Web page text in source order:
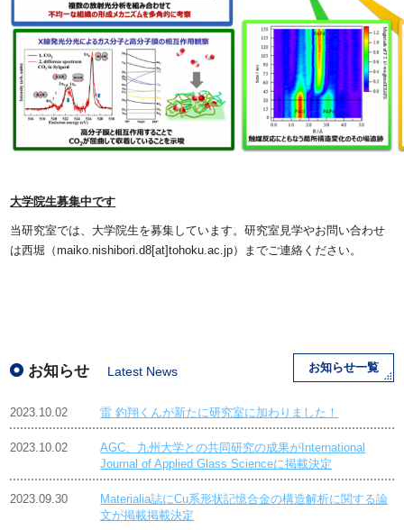
大学院生募集中です
当研究室では、大学院生を募集しています。研究室見学やお問い合わせ
は西堀（maiko.nishibori.d8[at]tohoku.ac.jp）までご連絡ください。
お知らせ Latest News
2023.10.02 雷 釣翔くんが新たに研究室に加わりました！
2023.10.02
AGC、九州大学との共同研究の成果がInternational
Journal of Applied Glass Scienceに掲載決定
2023.09.30
Materialia誌にCu系形状記憶合金の構造解析に関する論
文が掲載掲載決定
お知らせ一覧